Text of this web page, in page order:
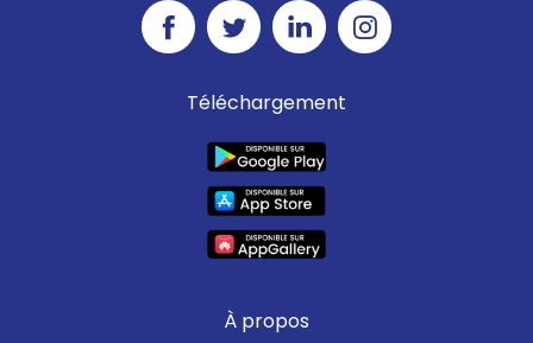
Téléchargement
À propos